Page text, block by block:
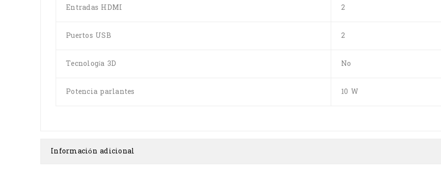
Entradas HDMI 2
Puertos USB 2
Tecnología 3D No
Potencia parlantes 10 W
Información adicional